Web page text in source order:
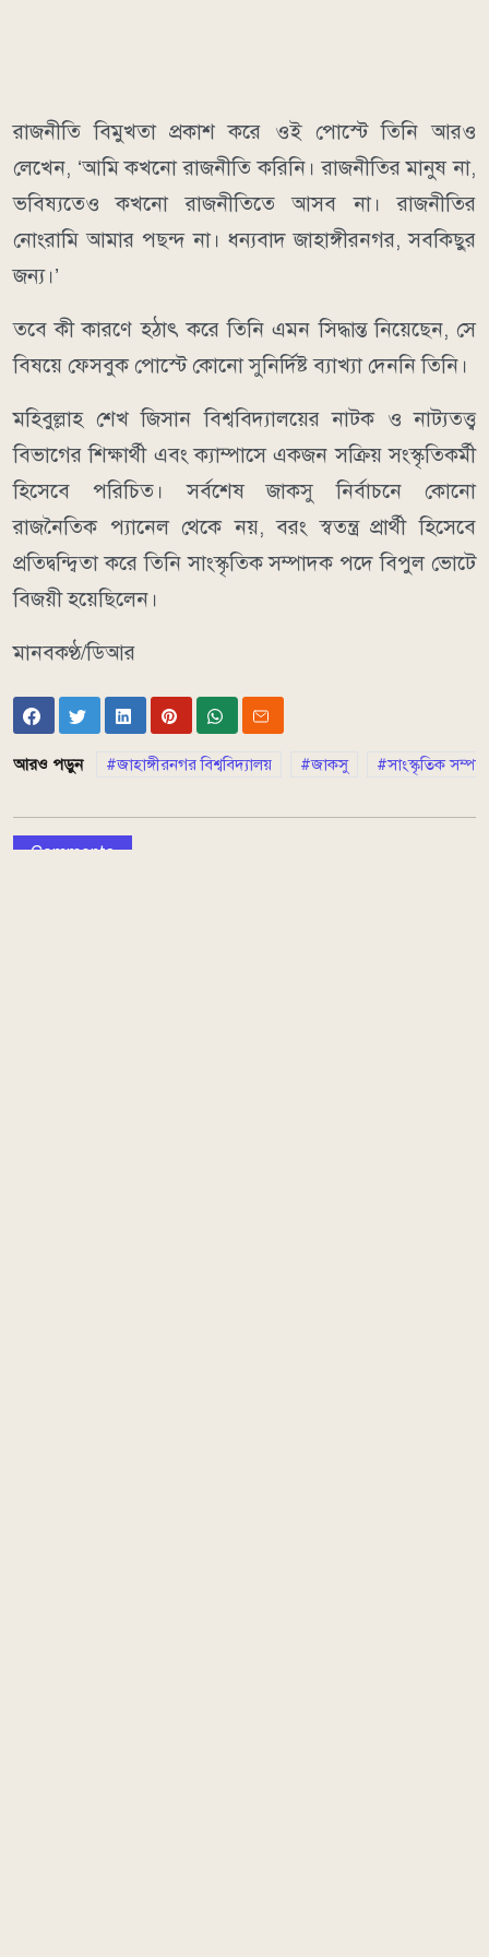
রাজনীতি বিমুখতা প্রকাশ করে ওই পোস্টে তিনি আরও
লেখেন, ‘আমি কখনো রাজনীতি করিনি। রাজনীতির মানুষ না,
ভবিষ্যতেও কখনো রাজনীতিতে আসব না। রাজনীতির
নোংরামি আমার পছন্দ না। ধন্যবাদ জাহাঙ্গীরনগর, সবকিছুর
জন্য।’
তবে কী কারণে হঠাৎ করে তিনি এমন সিদ্ধান্ত নিয়েছেন, সে
বিষয়ে ফেসবুক পোস্টে কোনো সুনির্দিষ্ট ব্যাখ্যা দেননি তিনি।
মহিবুল্লাহ শেখ জিসান বিশ্ববিদ্যালয়ের নাটক ও নাট্যতত্ত্ব
বিভাগের শিক্ষার্থী এবং ক্যাম্পাসে একজন সক্রিয় সংস্কৃতিকর্মী
হিসেবে পরিচিত। সর্বশেষ জাকসু নির্বাচনে কোনো
রাজনৈতিক প্যানেল থেকে নয়, বরং স্বতন্ত্র প্রার্থী হিসেবে
প্রতিদ্বন্দ্বিতা করে তিনি সাংস্কৃতিক সম্পাদক পদে বিপুল ভোটে
বিজয়ী হয়েছিলেন।
মানবকণ্ঠ/ডিআর
আরও পড়ুন জাহাঙ্গীরনগর বিশ্ববিদ্যালয় জাকসু সাংস্কৃতিক
Comments